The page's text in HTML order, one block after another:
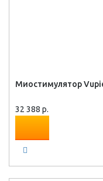
Миостимулятор
32 388 р.